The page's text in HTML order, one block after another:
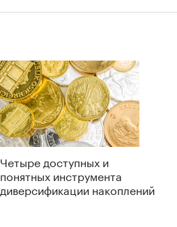
Четыре доступных и
понятных инструмента
диверсификации накоплений